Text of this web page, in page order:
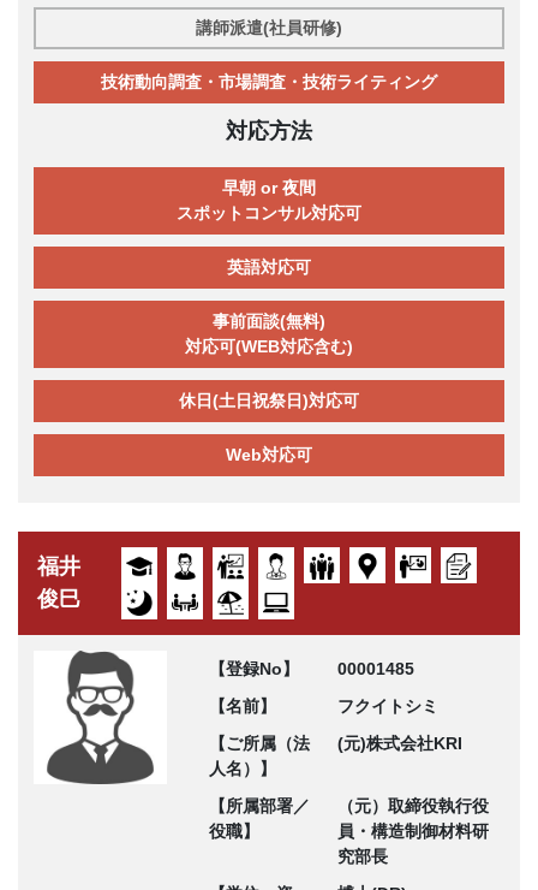
講師派遣(社員研修)
技術動向調査・市場調査・技術ライティング
対応方法
早朝 or 夜間
スポットコンサル対応可
英語対応可
事前面談(無料)
対応可(WEB対応含む)
休日(土日祝祭日)対応可
Web対応可
福井
俊巳
【登録No】
00001485
【名前】
フクイトシミ
【ご所属（法
人名）】
(元)株式会社KRI
【所属部署／
役職】
（元）取締役執行役
員・構造制御材料研
究部長